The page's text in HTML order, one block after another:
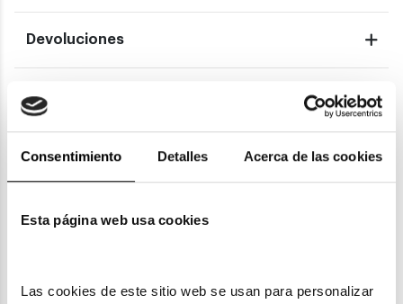
Consentimiento Detalles Acerca de las cookies
Esta página web usa cookies
Las cookies de este sitio web se usan para personalizar
Devoluciones
Garantías
También te puede gustar